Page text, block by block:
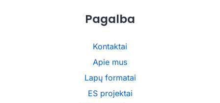
Pagalba
Kontaktai
Apie mus
Lapų formatai
ES projektai